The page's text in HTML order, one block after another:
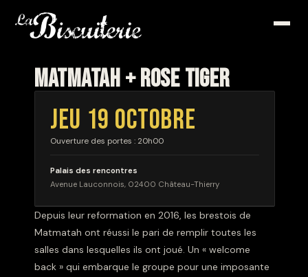
MATMATAH + ROSE TIGER
Depuis leur reformation en 2016, les brestois de
Matmatah ont réussi le pari de remplir toutes les
salles dans lesquelles ils ont joué. Un « welcome
back » qui embarque le groupe pour une imposante
JEU 19 OCTOBRE
Ouverture des portes : 20h00
Palais des rencontres
Avenue Lauconnois, 02400 Château-Thierry